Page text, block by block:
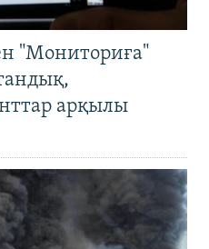
"Мониториға"
арқылы